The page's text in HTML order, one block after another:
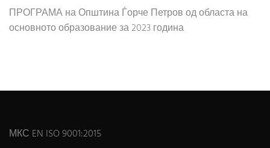
ПРОГРАМА на Општина Ѓорче Петров од областа на
основното образование за 2023 година
МКС EN ISO 9001:2015